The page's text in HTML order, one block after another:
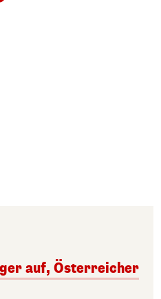
auf, Österreicher